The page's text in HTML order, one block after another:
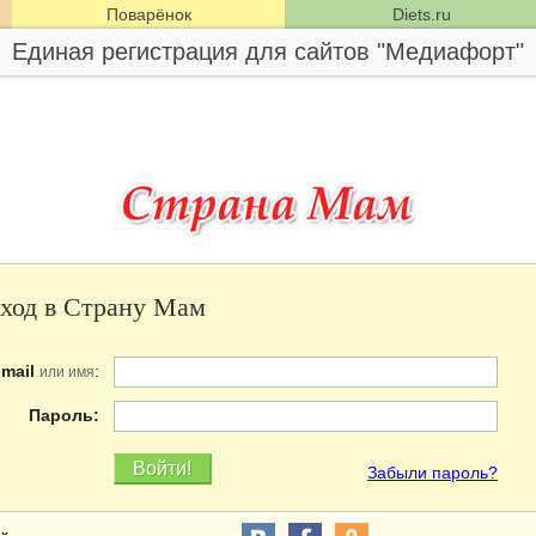
Поварёнок Diets.ru
Единая регистрация для сайтов "Медиафорт"
в Страну Мам
или имя:
Пароль:
Забыли пароль?